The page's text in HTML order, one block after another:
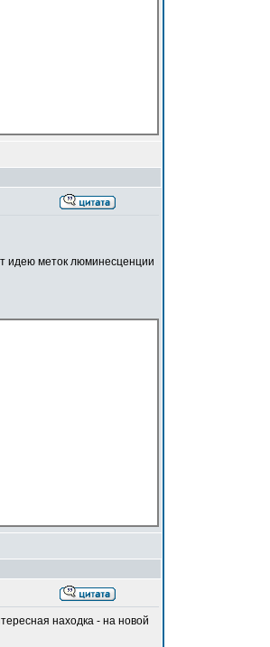
идею меток люминесценции
находка - на новой